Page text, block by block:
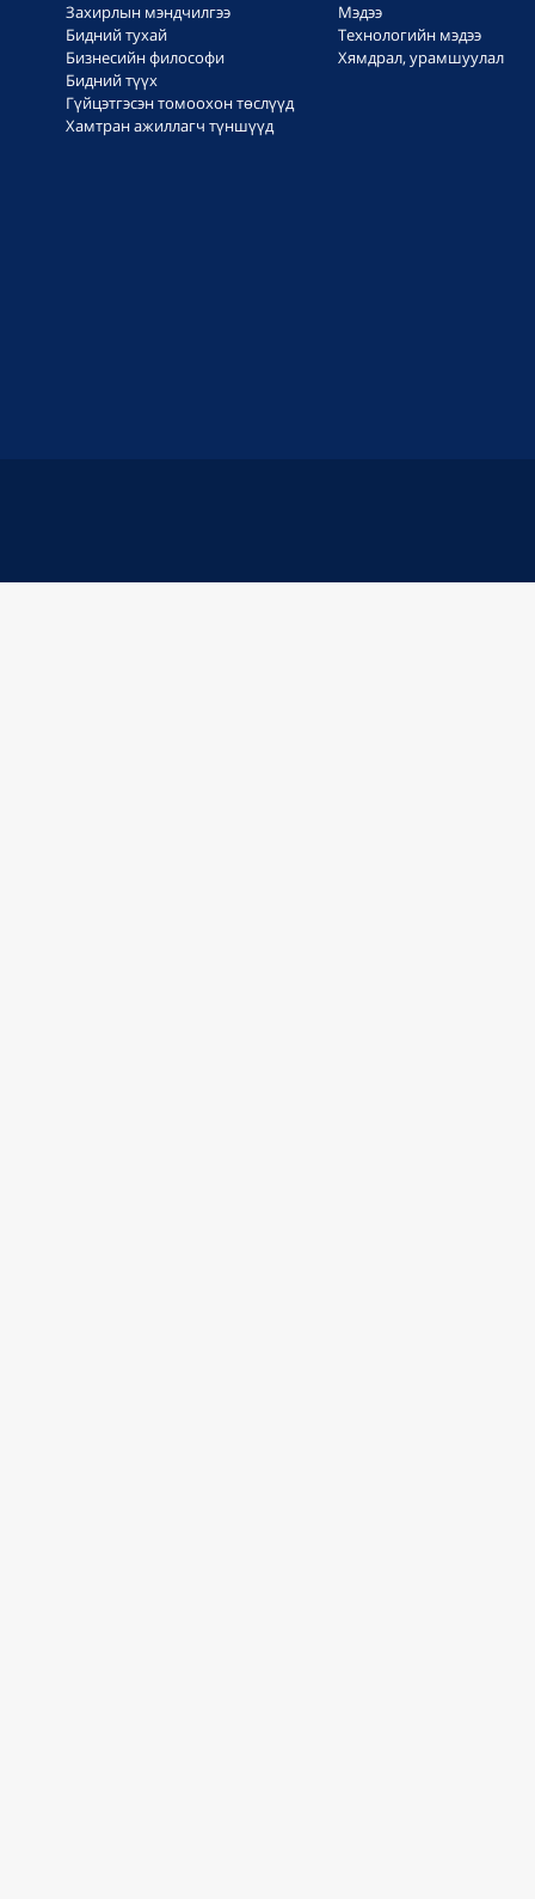
Захирлын мэндчилгээ
Бидний тухай
Бизнесийн философи
Бидний түүх
Гүйцэтгэсэн томоохон төслүүд
Хамтран ажиллагч түншүүд
Мэдээ
Технологийн мэдээ
Хямдрал, урамшуулал